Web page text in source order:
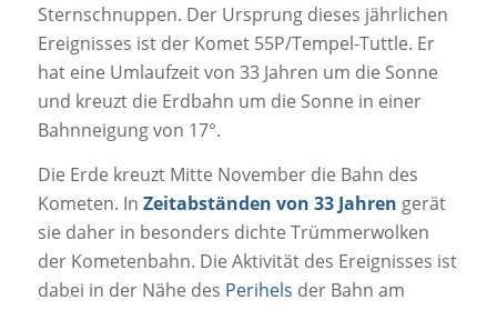
Sternschnuppen. Der Ursprung dieses jährlichen
Ereignisses ist der Komet 55P/Tempel-Tuttle. Er
hat eine Umlaufzeit von 33 Jahren um die Sonne
und kreuzt die Erdbahn um die Sonne in einer
Bahnneigung von 17°.
Die Erde kreuzt Mitte November die Bahn des
Kometen. In Zeitabständen von 33 Jahren gerät
sie daher in besonders dichte Trümmerwolken
der Kometenbahn. Die Aktivität des Ereignisses ist
dabei in der Nähe des Perihels der Bahn am